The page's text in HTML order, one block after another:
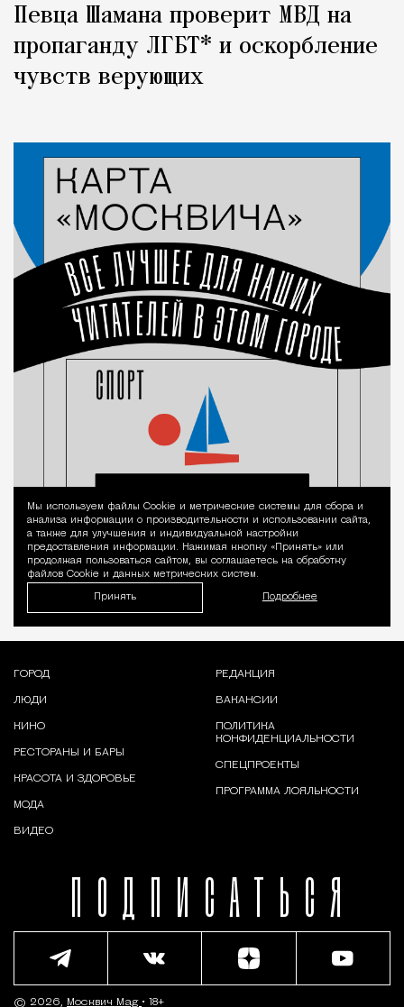
Певца Шамана проверит МВД на
пропаганду ЛГБТ* и оскорбление
чувств верующих
Уведомление
Мы используем файлы Сookie и метрические системы для сбора и
анализа информации о производительности и использовании сайта,
а также для улучшения и индивидуальной настройки
предоставления информации. Нажимая кнопку «Принять» или
продолжая пользоваться сайтом, вы соглашаетесь на обработку
файлов Cookie и данных метрических систем.
Принять Подробнее
ПОДПИСАТЬСЯ
ГОРОД
ЛЮДИ
КИНО
РЕСТОРАНЫ И БАРЫ
КРАСОТА И ЗДОРОВЬЕ
МОДА
ВИДЕО
РЕДАКЦИЯ
ВАКАНСИИ
ПОЛИТИКА
КОНФИДЕНЦИАЛЬНОСТИ
СПЕЦПРОЕКТЫ
ПРОГРАММА ЛОЯЛЬНОСТИ
© 2026, Москвич Mag • 18+